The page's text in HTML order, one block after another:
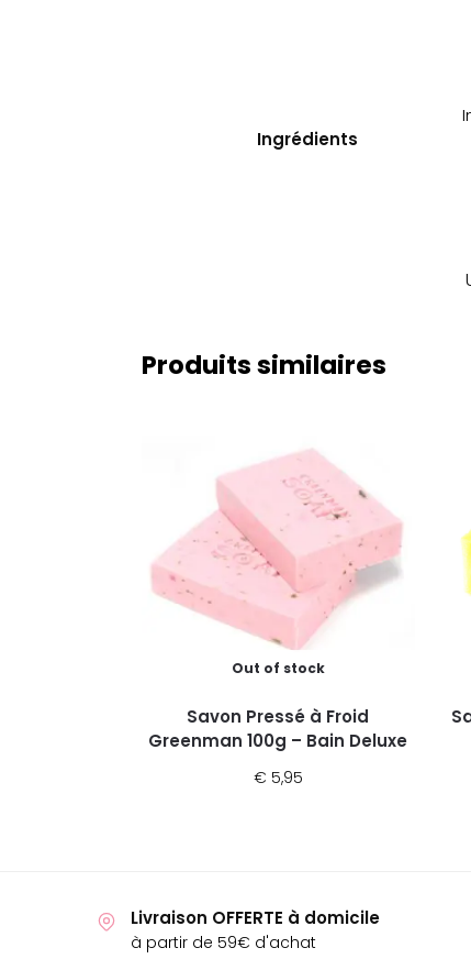
Ingrédients
Produits similaires
Out of stock
Savon Pressé à Froid
Greenman 100g – Bain Deluxe
€ 5,95
Livraison OFFERTE à domicile
à partir de 59€ d'achat